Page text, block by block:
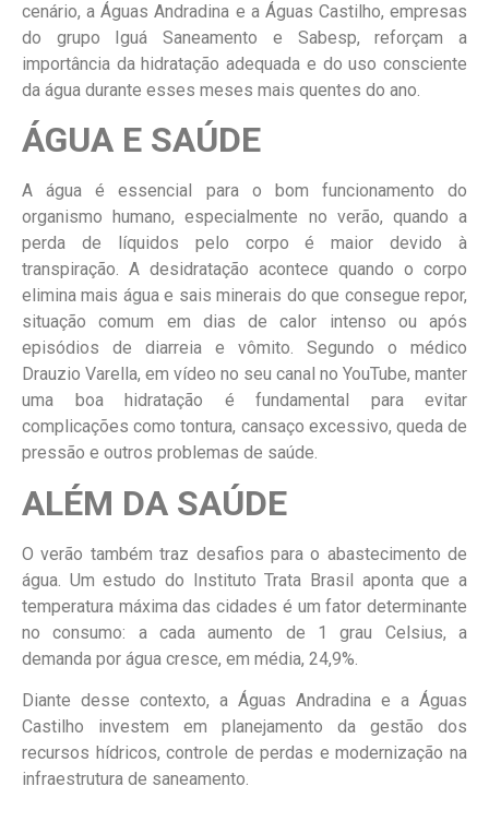
cenário, a Águas Andradina e a Águas Castilho, empresas
do grupo Iguá Saneamento e Sabesp, reforçam a
importância da hidratação adequada e do uso consciente
da água durante esses meses mais quentes do ano.
ÁGUA E SAÚDE
A água é essencial para o bom funcionamento do
organismo humano, especialmente no verão, quando a
perda de líquidos pelo corpo é maior devido à
transpiração. A desidratação acontece quando o corpo
elimina mais água e sais minerais do que consegue repor,
situação comum em dias de calor intenso ou após
episódios de diarreia e vômito. Segundo o médico
Drauzio Varella, em vídeo no seu canal no YouTube, manter
uma boa hidratação é fundamental para evitar
complicações como tontura, cansaço excessivo, queda de
pressão e outros problemas de saúde.
ALÉM DA SAÚDE
O verão também traz desafios para o abastecimento de
água. Um estudo do Instituto Trata Brasil aponta que a
temperatura máxima das cidades é um fator determinante
no consumo: a cada aumento de 1 grau Celsius, a
demanda por água cresce, em média, 24,9%.
Diante desse contexto, a Águas Andradina e a Águas
Castilho investem em planejamento da gestão dos
recursos hídricos, controle de perdas e modernização na
infraestrutura de saneamento.